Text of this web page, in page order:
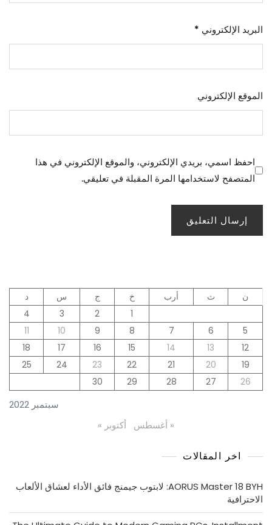
البريد الإلكتروني *
الموقع الإلكتروني
احفظ اسمي، بريدي الإلكتروني، والموقع الإلكتروني في هذا
المتصفح لاستخدامها المرة المقبلة في تعليقي.
سبتمبر 2022
ن ث أرب خ ج س
د
1
2
3
4
5
6
7
8
9
10
11
12
13
14
15
16
17
18
19
20
21
22
23
24
25
26
27
28
29
30
« أغسطس أكتوبر »
اخر المقالات
AORUS Master 18 BYH: لابتوب جيمنج فائق الأداء لعشاق الألعاب
الاحترافية